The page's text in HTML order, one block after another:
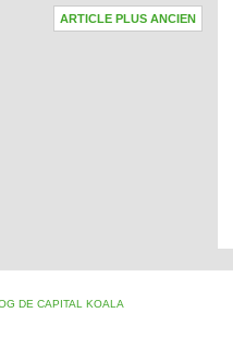
ARTICLE PLUS ANCIEN
DE CAPITAL KOALA